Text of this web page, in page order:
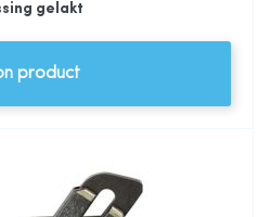
gelakt
product